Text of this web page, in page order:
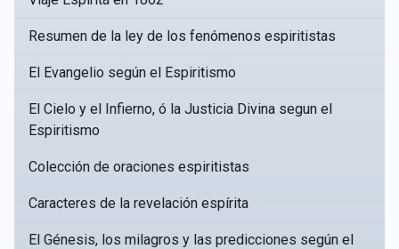
Resumen de la ley de los fenómenos espiritistas
El Evangelio según el Espiritismo
El Cielo y el Infierno, ó la Justicia Divina segun el
Espiritismo
Colección de oraciones espiritistas
Caracteres de la revelación espírita
El Génesis, los milagros y las predicciones según el